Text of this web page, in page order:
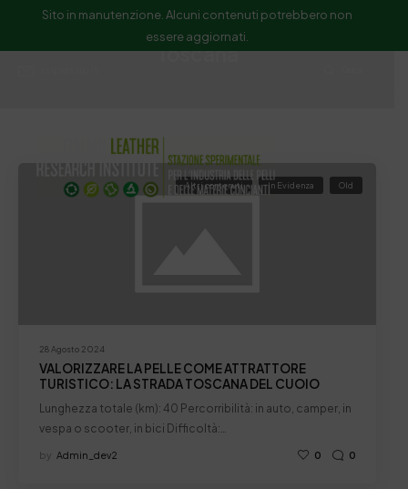
Sito in manutenzione. Alcuni contenuti potrebbero non
essere aggiornati.
Toscana
28 Agosto 2024
Altri contenuti In Evidenza Old
VALORIZZARE LA PELLE COME ATTRATTORE
TURISTICO: LA STRADA TOSCANA DEL CUOIO
Lunghezza totale (km): 40 Percorribilità: in auto, camper, in
vespa o scooter, in bici Difficoltà:…
by Admin_dev2 0 0